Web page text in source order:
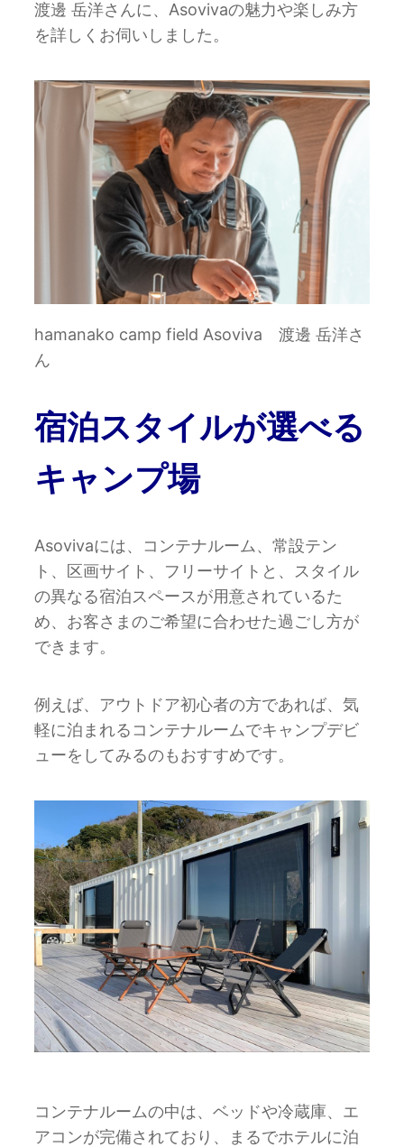
渡邊 岳洋さんに、Asovivaの魅力や楽しみ方
を詳しくお伺いしました。
hamanako camp field Asoviva 渡邊 岳洋さ
ん
宿泊スタイルが選べる
キャンプ場
Asovivaには、コンテナルーム、常設テン
ト、区画サイト、フリーサイトと、スタイル
の異なる宿泊スペースが用意されているた
め、お客さまのご希望に合わせた過ごし方が
できます。
例えば、アウトドア初心者の方であれば、気
軽に泊まれるコンテナルームでキャンプデビ
ューをしてみるのもおすすめです。
コンテナルームの中は、ベッドや冷蔵庫、エ
アコンが完備されており、まるでホテルに泊